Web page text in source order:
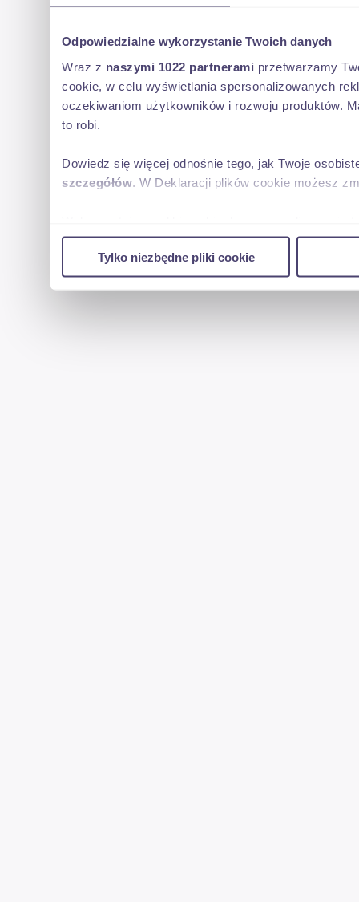
Odpowiedzialne wykorzystanie Twoich danych
Wraz z naszymi 1022 partnerami przetwarzamy
cookie, w celu wyświetlania spersonalizowanych
oczekiwaniom użytkowników i rozwoju produktów.
to robi.
Dowiedz się więcej odnośnie tego, jak Twoje
szczegółów . W Deklaracji plików cookie możesz
w naszej witrynie. Informacje o tym, jak korzystasz
reklamowym i analitycznym. Partnerzy mogą
uzyskanymi podczas korzystania z ich usług.
Tylko niezbędne pliki cookie